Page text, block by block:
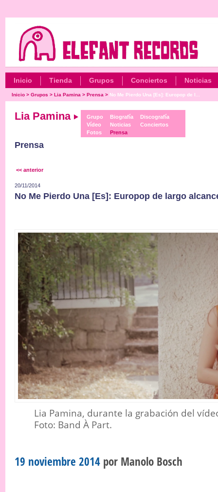
Inicio Tienda Grupos Conciertos Noticias
Inicio> Grupos > Lia Pamina > Prensa > No Me Pierdo Una [Es]: Europop de l...
Lia Pamina
Grupo
Vídeo
Fotos
Biografía
Noticias
Prensa
Discografía
Conciertos
Prensa
<< anterior
20/11/2014
No Me Pierdo Una [Es]: Europop de largo
Lia Pamina, durante la grabación del vídeo
Foto: Band À Part.
19 noviembre 2014 por Manolo Bosch